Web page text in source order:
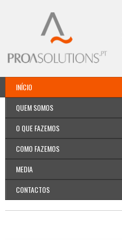
INÍCIO
QUEM SOMOS
O QUE FAZEMOS
COMO FAZEMOS
MEDIA
CONTACTOS